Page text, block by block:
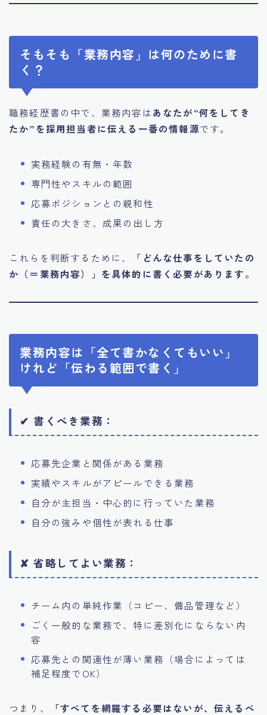
そもそも「業務内容」は何のために書
く？
職務経歴書の中で、業務内容はあなたが“何をしてき
たか”を採用担当者に伝える一番の情報源です。
実務経験の有無・年数
専門性やスキルの範囲
応募ポジションとの親和性
責任の大きさ、成果の出し方
これらを判断するために、
「どんな仕事をしていたの
か（＝業務内容）」を具体的に書く必要があります。
業務内容は「全て書かなくてもいい」
けれど「伝わる範囲で書く」
✔ 書くべき業務：
応募先企業と関係がある業務
実績やスキルがアピールできる業務
自分が主担当・中心的に行っていた業務
自分の強みや個性が表れる仕事
✘ 省略してよい業務：
チーム内の単純作業（コピー、備品管理など）
ごく一般的な業務で、特に差別化にならない内
容
応募先との関連性が薄い業務（場合によっては
補足程度でOK）
つまり、
「すべてを網羅する必要はないが、伝えるべ